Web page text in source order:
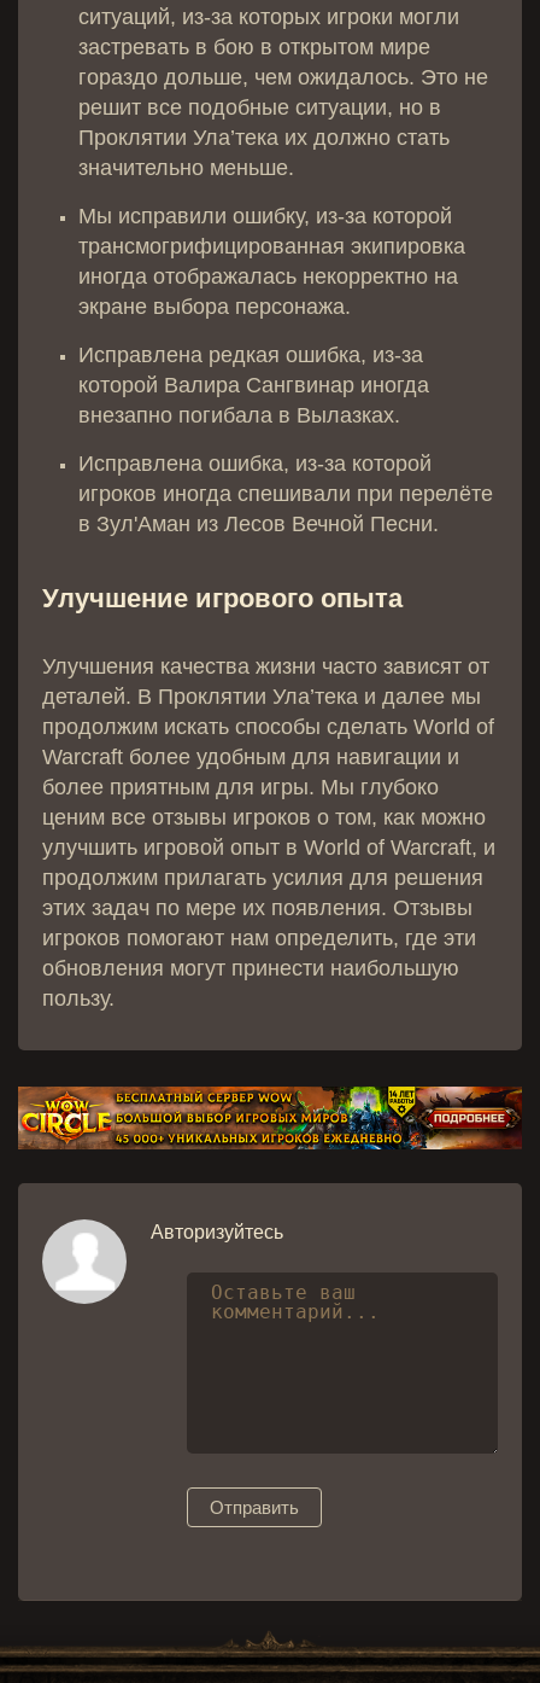
ситуаций, из-за которых игроки могли
застревать в бою в открытом мире
гораздо дольше, чем ожидалось. Это не
решит все подобные ситуации, но в
Проклятии Ула’тека их должно стать
значительно меньше.
Мы исправили ошибку, из-за которой
трансмогрифицированная экипировка
иногда отображалась некорректно на
экране выбора персонажа.
Исправлена редкая ошибка, из-за
которой Валира Сангвинар иногда
внезапно погибала в Вылазках.
Исправлена ошибка, из-за которой
игроков иногда спешивали при перелёте
в Зул'Аман из Лесов Вечной Песни.
Улучшение игрового опыта
Улучшения качества жизни часто зависят от
деталей. В Проклятии Ула’тека и далее мы
продолжим искать способы сделать World of
Warcraft более удобным для навигации и
более приятным для игры. Мы глубоко
ценим все отзывы игроков о том, как можно
улучшить игровой опыт в World of Warcraft, и
продолжим прилагать усилия для решения
этих задач по мере их появления. Отзывы
игроков помогают нам определить, где эти
обновления могут принести наибольшую
пользу.
Авторизуйтесь
Отправить